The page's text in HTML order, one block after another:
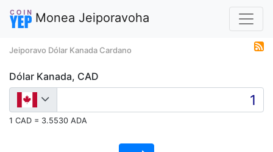
Monea Jeiporavoha
Jeiporavo Dólar Kanada Cardano
Dólar Kanada, CAD
1 CAD = 3.5530 ADA